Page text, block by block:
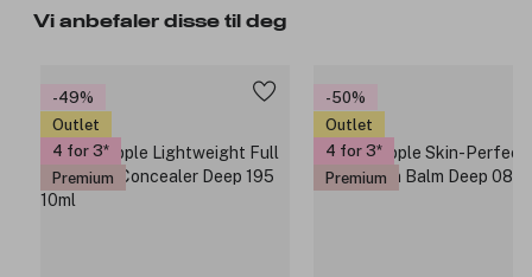
Vi anbefaler disse til deg
-49%
Outlet
4 for 3
Premium
-50%
Outlet
4 for 3
Premium